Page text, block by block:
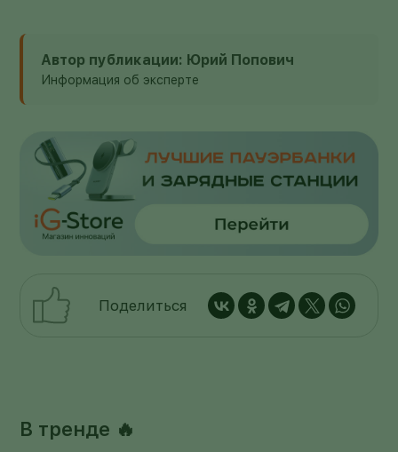
Автор публикации: Юрий Попович
Информация об эксперте
Поделиться
В тренде 🔥